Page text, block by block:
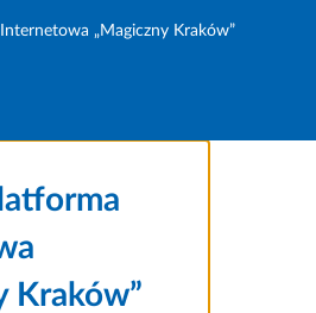
„Magiczny Kraków”
Kraków”